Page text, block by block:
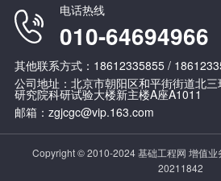
电话热线
010-64694966
其他联系方式：18612335855 /
公司地址：北京市朝阳区和平街街道北
研究院科研试验大楼新主楼A座A1011
邮箱：zgjcgc@vip.163.com
Copyright © 2010-2024 基础工程网 增值业
20211842